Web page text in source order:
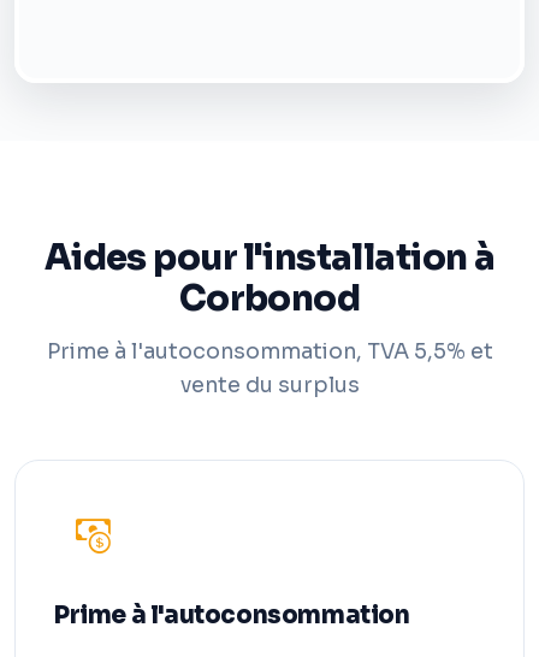
Aides pour l'installation à
Corbonod
Prime à l'autoconsommation, TVA 5,5% et
vente du surplus
Prime à l'autoconsommation